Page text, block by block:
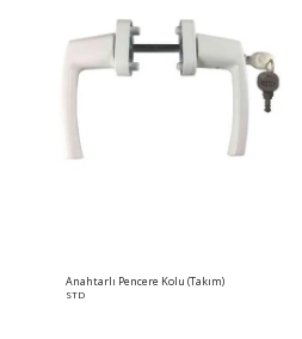
Anahtarlı Pencere Kolu (Takım)
STD